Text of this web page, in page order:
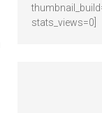
stats_views=0]